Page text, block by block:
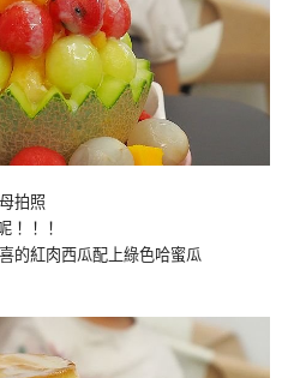
拍照
！！！
的紅肉西瓜配上綠色哈蜜瓜